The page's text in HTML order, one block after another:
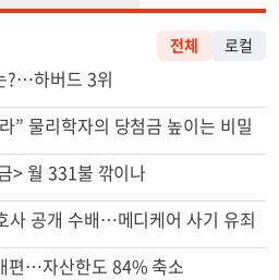
전체 로컬
?…하버드 3위
” 물리학자의 당첨금 높이는 비밀
> 월 331불 깎이나
사 공개 수배…메디케어 사기 유죄
편…자산한도 84% 축소